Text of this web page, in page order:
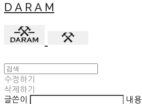
D A R A M
수정하기
삭제하기
글쓴이
내용